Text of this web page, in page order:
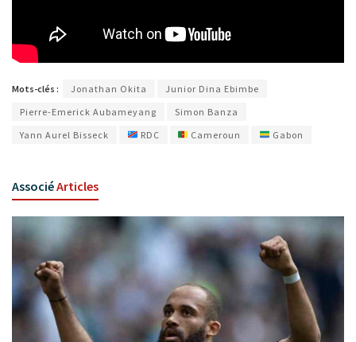
Mots-clés : Jonathan Okita
Junior Dina Ebimbe
Pierre-Emerick Aubameyang
Simon Banza
Yann Aurel Bisseck
RDC Cameroun Gabon
AssociéArticles